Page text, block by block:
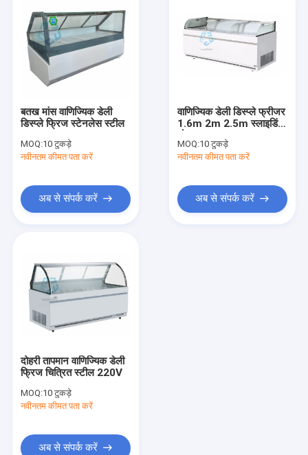
डीप चेस्ट फ्रीजर
आइसक्रीम शोकेस फ्रीजर
एयर परदा कैबिनेट
केक प्रदर्शन कैबिनेट
पुष्प प्रदर्शन कूलर
बतख मांस वाणिज्यिक डेली
डिस्प्ले फ्रिज स्टेनलेस स्टील
MOQ:10 टुकड़े
नवीनतम कीमत पता करें
अब से संपर्क करें
वाणिज्यिक डेली डिस्प्ले फ्रीजर
1.6m 2m 2.5m स्लाइडिंग
MOQ:10 टुकड़े
नवीनतम कीमत पता करें
अब से संपर्क करें
दोहरी तापमान वाणिज्यिक डेली
फ्रिज चित्रित स्टील 220V
MOQ:10 टुकड़े
नवीनतम कीमत पता करें
अब से संपर्क करें